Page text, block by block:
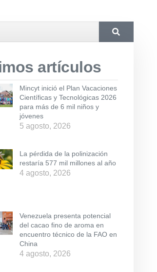
artículos
Mincyt inició el Plan Vacaciones
Científicas y Tecnológicas 2026
para más de 6 mil niños y
jóvenes
5 agosto, 2026
La pérdida de la polinización
restaría 577 mil millones al año
4 agosto, 2026
Venezuela presenta potencial
del cacao fino de aroma en
encuentro técnico de la FAO en
China
4 agosto, 2026